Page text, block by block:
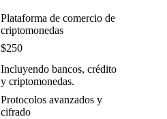
Plataforma de comercio de
criptomonedas
$250
Incluyendo bancos, crédito
y criptomonedas.
Protocolos avanzados y
cifrado